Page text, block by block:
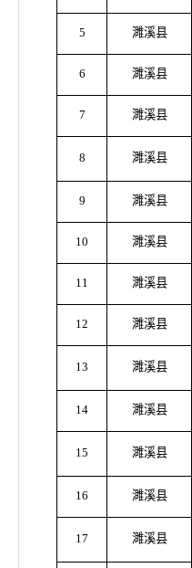
5 濉溪县
6 濉溪县
7 濉溪县
8 濉溪县
9 濉溪县
10 濉溪县
11 濉溪县
12 濉溪县
13 濉溪县
14 濉溪县
15 濉溪县
16 濉溪县
17 濉溪县